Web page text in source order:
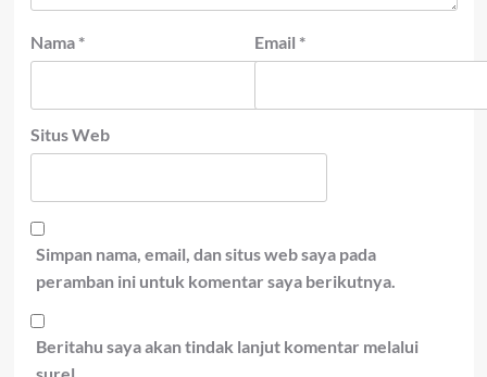
Nama * Email *
Situs Web
Simpan nama, email, dan situs web saya pada
peramban ini untuk komentar saya berikutnya.
Beritahu saya akan tindak lanjut komentar melalui